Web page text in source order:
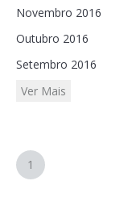
Novembro 2016
Outubro 2016
Setembro 2016
Ver Mais
1